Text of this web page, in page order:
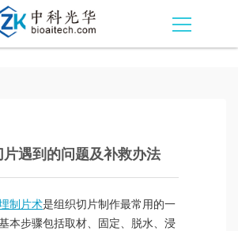
遇到的问题及补救办法
制片术是组织切片制作最常用的一
本步骤包括取材、固定、脱水、浸